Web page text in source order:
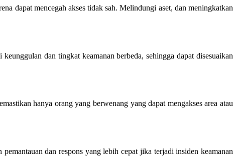
dapat mencegah akses tidak sah. Melindungi aset, dan meningkatkan
dan tingkat keamanan berbeda, sehingga dapat disesuaikan
hanya orang yang berwenang yang dapat mengakses area atau
dan respons yang lebih cepat jika terjadi insiden keamanan